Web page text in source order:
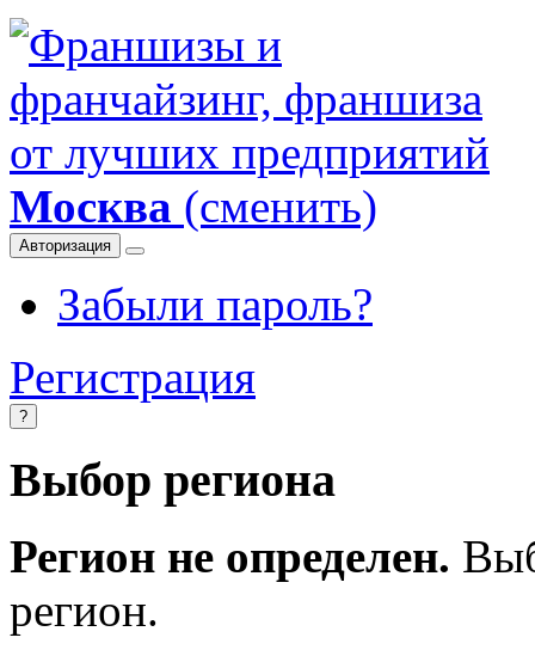
Москва (сменить)
Авторизация
Забыли пароль?
Регистрация
?
Выбор региона
Регион не определен.
регион.